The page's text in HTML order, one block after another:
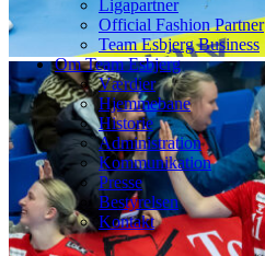
Ligapartner
Official Fashion Partner
Team Esbjerg Business
Om Team Esbjerg
Værdier
Hjemmebane
Historie
Administration
Kommunikation
Presse
Bestyrelsen
Kontakt